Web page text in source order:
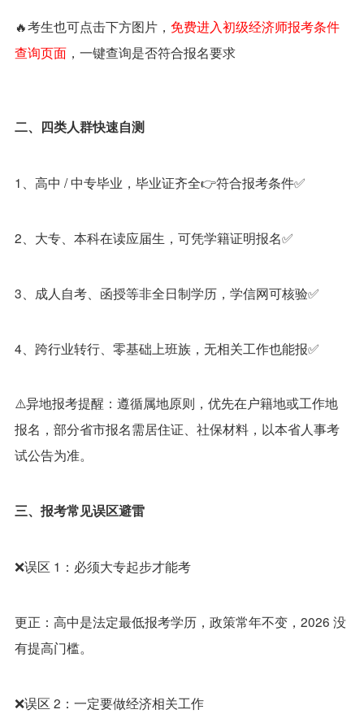
🔥考生也可点击下方图片， 免费进入初级经济师报考条件
查询页面，一键查询是否符合报名要求
二、四类人群快速自测
1、高中 / 中专毕业，毕业证齐全👉符合报考条件✅
2、大专、本科在读应届生，可凭学籍证明报名✅
3、成人自考、函授等非全日制学历，学信网可核验✅
4、跨行业转行、零基础上班族，无相关工作也能报✅
⚠️异地报考提醒：遵循属地原则，优先在户籍地或工作地
报名，部分省市报名需居住证、社保材料，以本省人事考
试公告为准。
三、报考常见误区避雷
❌误区 1：必须大专起步才能考
更正：高中是法定最低报考学历，政策常年不变，2026 没
有提高门槛。
❌误区 2：一定要做经济相关工作